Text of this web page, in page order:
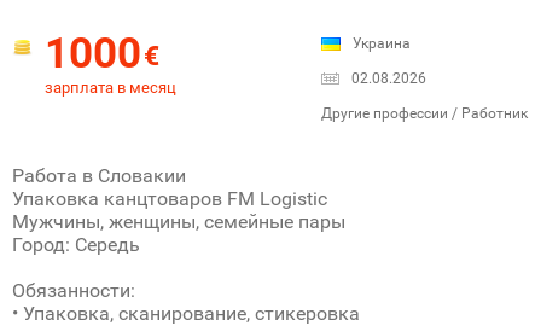
1000€
зарплата в месяц
Украина
02.08.2026
Другие профессии / Работник
Работа в Словакии
Упаковка канцтоваров FM Logistic
Мужчины, женщины, семейные пары
Город: Середь
Обязанности:
• Упаковка, сканирование, стикеровка